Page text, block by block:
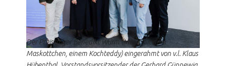
Der Preisträger Benedikt Wurm (Mitte mit dem
Maskottchen, einem Kochteddy) eingerahmt von v.l. Klaus